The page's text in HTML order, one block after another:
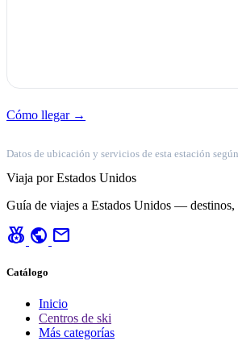
Cómo llegar →
Datos de ubicación y servicios de esta estación
Viaja por Estados Unidos
Guía de viajes a Estados Unidos —
social_leaderboard public mail
Catálogo
Inicio
Centros de ski
Más categorías